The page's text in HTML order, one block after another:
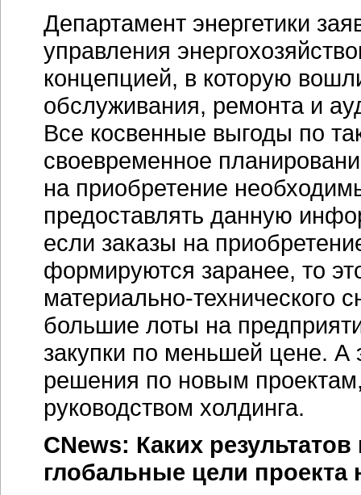
Департамент энергетики
управления
концепцией, в которую
обслуживания, ремонта и
Все косвенные выгоды по
своевременное
на приобретение
предоставлять данную
если заказы на
формируются заранее, то
материально-технического
большие лоты на
закупки по меньшей цене. А
решения по новым
руководством холдинга.
CNews: Каких
глобальные цели проекта